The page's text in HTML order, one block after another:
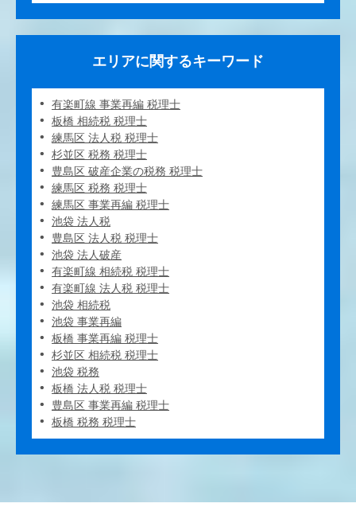
エリアに関するキーワード
有楽町線 事業再編 税理士
板橋 相続税 税理士
練馬区 法人税 税理士
杉並区 税務 税理士
豊島区 破産企業の税務 税理士
練馬区 税務 税理士
練馬区 事業再編 税理士
池袋 法人税
豊島区 法人税 税理士
池袋 法人破産
有楽町線 相続税 税理士
有楽町線 法人税 税理士
池袋 相続税
池袋 事業再編
板橋 事業再編 税理士
杉並区 相続税 税理士
池袋 税務
板橋 法人税 税理士
豊島区 事業再編 税理士
板橋 税務 税理士